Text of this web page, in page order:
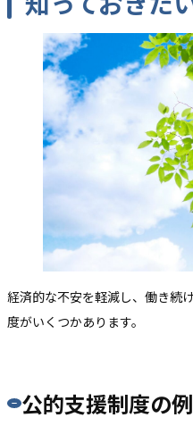
経済的な不安を軽減し、働き続
度がいくつかあります。
公的支援制度の例